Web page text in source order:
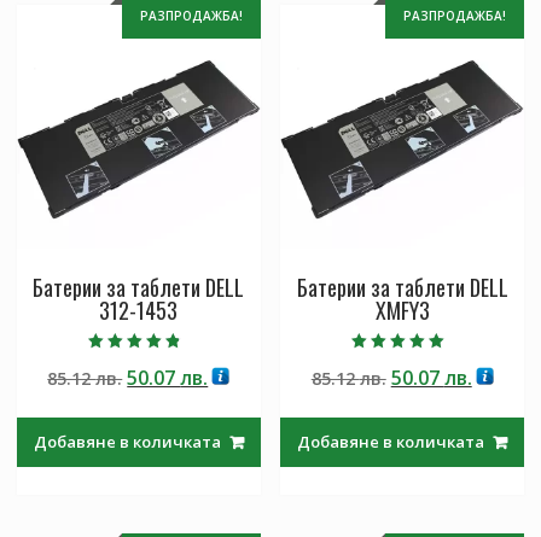
РАЗПРОДАЖБА!
Батерии за таблети DELL
312-1453
4.50
от 5
85.12лв.Original
85.12 лв..
50.07лв.Текущата
50.07 лв..
Добавяне в количката
РАЗПРОДАЖБА!
Батерии за таблети DELL
XMFY3
5.00
от 5
85.12лв. Original
85.12 лв..
50.07лв.
50.07
Добавяне в количката